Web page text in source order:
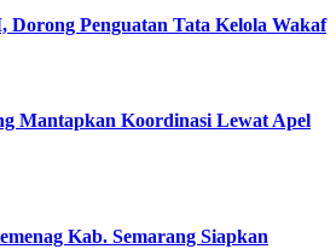
Dorong Penguatan Tata Kelola Wakaf
Mantapkan Koordinasi Lewat Apel
Kab. Semarang Siapkan